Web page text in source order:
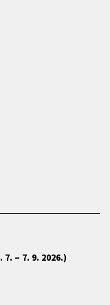
– 7. 9. 2026.)